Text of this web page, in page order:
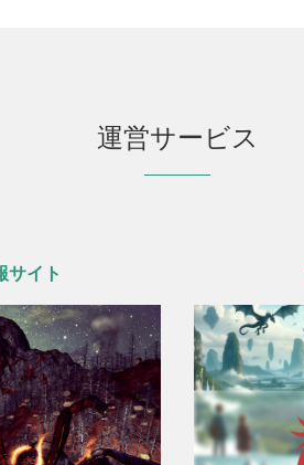
運営サービス
サイト